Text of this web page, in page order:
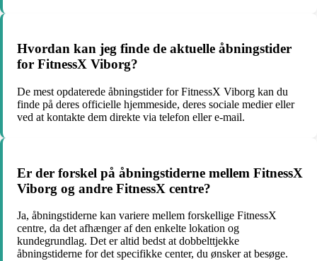
Hvordan kan jeg finde de aktuelle åbningstider
for FitnessX Viborg?
De mest opdaterede åbningstider for FitnessX Viborg kan du
finde på deres officielle hjemmeside, deres sociale medier eller
ved at kontakte dem direkte via telefon eller e-mail.
Er der forskel på åbningstiderne mellem FitnessX
Viborg og andre FitnessX centre?
Ja, åbningstiderne kan variere mellem forskellige FitnessX
centre, da det afhænger af den enkelte lokation og
kundegrundlag. Det er altid bedst at dobbelttjekke
åbningstiderne for det specifikke center, du ønsker at besøge.